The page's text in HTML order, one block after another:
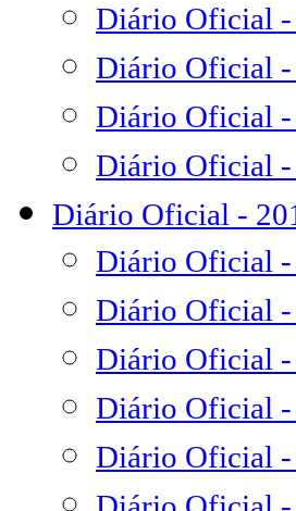
Diário Oficial -
Diário Oficial
Diário Oficial
Diário Oficial -
Diário Oficial -
Diário Oficial -
Diário Oficial -
Diário Oficial
Diário Oficial
Diário Oficial